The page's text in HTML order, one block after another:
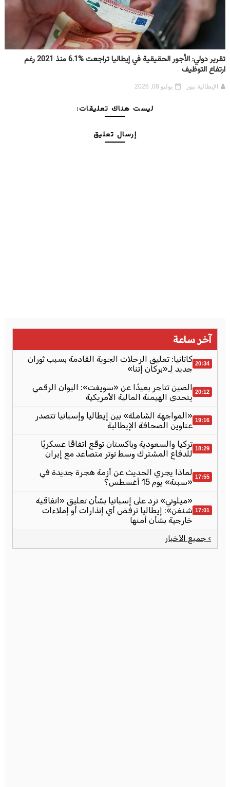
تقرير دولي: الأجور الحقيقية في إيطاليا تراجعت %6.1 منذ 2021 رغم
ارتفاع التوظيف
الإيطالية نيوز يوليو 08, 2026
ليست هناك تعليقات:
إرسال تعليق
آخر ساعة
20:34 كاتانيا: تعليق الرحلات الجوية القادمة بسبب ثوران
جديد لِـ«بركان إتنا»
20:12 الصين تتاجر بعيدًا عن «سويفت»: اليوان الرقمي
يتحدى الهيمنة المالية الأمريكية
19:16 «المواجهة الشاملة» بين إيطاليا وإسبانيا تتصدر
عناوين الصحافة الإيطالية
18:29 تركيا والسعودية وباكستان توقّع اتفاقًا عسكريًا
للدفاع المشترك وسط توتر متصاعد مع إيران
17:55 لماذا يجري الحديث عن أزمة هجرة جديدة في
«سبتة» يوم 15 أغسطس؟
17:01
«ميلوني» ترد على إسبانيا بشأن تعليق «اتفاقية
شنغن»: إيطاليا ترفض أي إنذارات أو إملاءات
خارجية بشأن أمنها
› جميع الأخبار